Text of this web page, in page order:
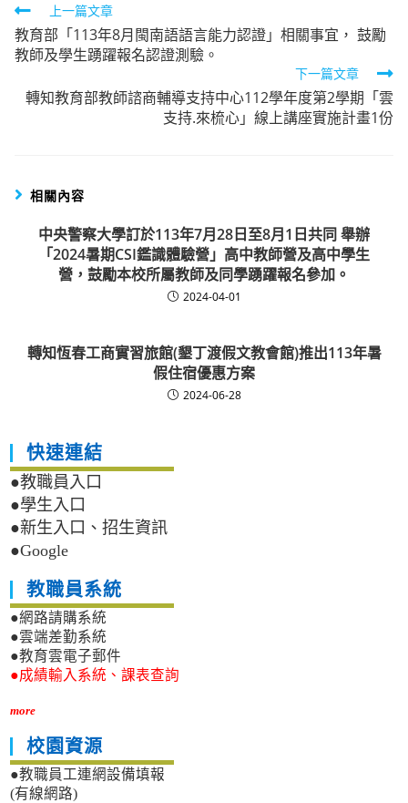
Read
more
articles
上一篇文章
教育部「113年8月閩南語語言能力認證」相關事宜， 鼓勵
教師及學生踴躍報名認證測驗。
下一篇文章
轉知教育部教師諮商輔導支持中心112學年度第2學期「雲
支持.來梳心」線上講座實施計畫1份
相關內容
中央警察大學訂於113年7月28日至8月1日共同 舉辦
「2024暑期CSI鑑識體驗營」高中教師營及高中學生
營，鼓勵本校所屬教師及同學踴躍報名參加。
2024-04-01
轉知恆春工商實習旅館(墾丁渡假文教會館)推出113年暑
假住宿優惠方案
2024-06-28
快速連結
●教職員入口
●學生入口
●新生入口、招生資訊
●Google
教職員系統
●網路請購系統
●雲端差勤系統
●教育雲電子郵件
●成績輸入系統、課表查詢
more
校園資源
●教職員工連網設備填報
(有線網路)